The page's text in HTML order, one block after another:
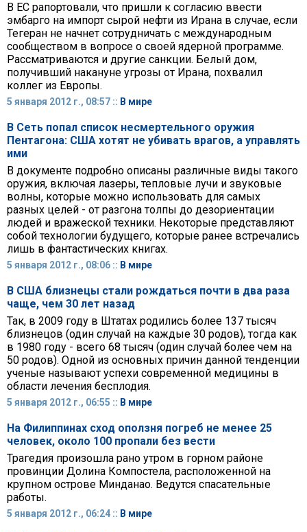
В ЕС рапортовали, что пришли к согласию ввести
эмбарго на импорт сырой нефти из Ирана в случае, если
Тегеран не начнет сотрудничать с международным
сообществом в вопросе о своей ядерной программе.
Рассматриваются и другие санкции. Белый дом,
получивший накануне угрозы от Ирана, похвалил
коллег из Европы.
5 января 2012 г., 08:57 :: В мире
В Сеть попал список несмертельного оружия
Пентагона: США хотят не убивать врагов, а управлять
ими
В документе подробно описаны различные виды такого
оружия, включая лазеры, тепловые лучи и звуковые
волны, которые можно использовать для самых
разных целей - от разгона толпы до дезориентации
людей и вражеской техники. Некоторые представляют
собой технологии будущего, которые ранее встречались
лишь в фантастических книгах.
5 января 2012 г., 08:06 :: В мире
В США близнецы стали рождаться почти в два раза
чаще, чем 30 лет назад
Так, в 2009 году в Штатах родились более 137 тысяч
близнецов (один случай на каждые 30 родов), тогда как
в 1980 году - всего 68 тысяч (один случай более чем на
50 родов). Одной из основных причин данной тенденции
ученые называют успехи современной медицины в
области лечения бесплодия.
5 января 2012 г., 06:55 :: В мире
На Филиппинах сход оползня погреб не менее 25
человек, около 100 пропали без вести
Трагедия произошла рано утром в горном районе
провинции Долина Компостела, расположенной на
крупном острове Минданао. Ведутся спасательные
работы.
5 января 2012 г., 06:24 :: В мире